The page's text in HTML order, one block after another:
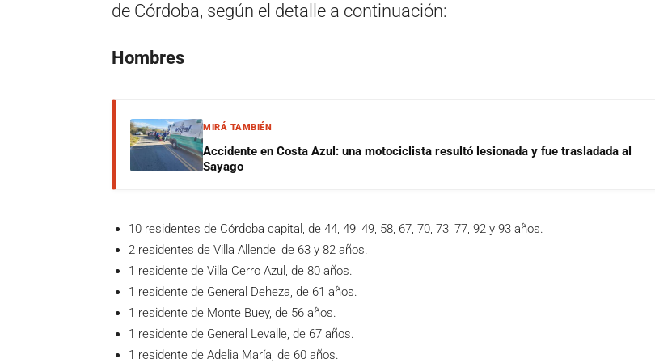
de Córdoba, según el detalle a continuación:
Hombres
MIRÁ TAMBIÉN
Accidente en Costa Azul: una motociclista resultó lesionada y fue trasladada al
Sayago
10 residentes de Córdoba capital, de 44, 49, 49, 58, 67, 70, 73, 77, 92 y 93 años.
2 residentes de Villa Allende, de 63 y 82 años.
1 residente de Villa Cerro Azul, de 80 años.
1 residente de General Deheza, de 61 años.
1 residente de Monte Buey, de 56 años.
1 residente de General Levalle, de 67 años.
1 residente de Adelia María, de 60 años.